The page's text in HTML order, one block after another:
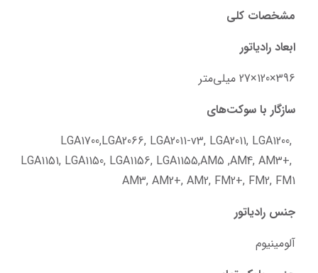
مشخصات کلی
ابعاد رادیاتور
396×120×27 میلی‌متر
سازگار با سوکت‌های
LGA1700,LGA2066, LGA2011-v3, LGA2011, LGA1200,
LGA1151, LGA1150, LGA1156, LGA1155,AM5 ,AM4, AM3+,
AM3, AM2+, AM2, FM2+, FM2, FM1
جنس رادیاتور
آلومینیوم